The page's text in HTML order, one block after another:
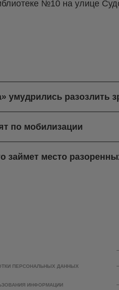
№10 на улице
умудрились разозлить
по мобилизации
займет место
ПЕРСОНАЛЬНЫХ ДАННЫХ
ИНФОРМАЦИИ